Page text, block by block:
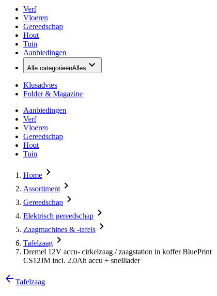
Verf
Vloeren
Gereedschap
Hout
Tuin
Aanbiedingen
Alle categorieënAlles
Klusadvies
Folder & Magazine
Aanbiedingen
Verf
Vloeren
Gereedschap
Hout
Tuin
Home
Assortiment
Gereedschap
Elektrisch gereedschap
Zaagmachines & -tafels
Tafelzaag
Dremel 12V accu- cirkelzaag / zaagstation in koffer BluePrint
CS12JM incl. 2.0Ah accu + snelllader
Tafelzaag